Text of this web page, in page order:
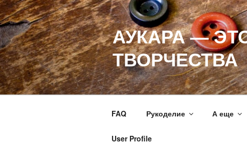
Перейти
к
содержимому
АУКАРА —
ТВОРЧЕСТВА
FAQ Рукоделие А еще
User Profile